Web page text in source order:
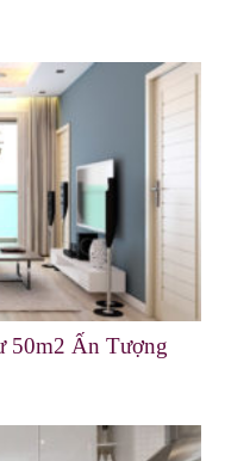
50m2 Ấn Tượng